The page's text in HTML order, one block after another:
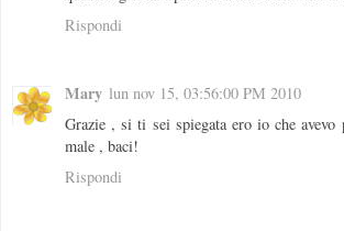
Rispondi
Mary lun nov 15, 03:56:00 PM 2010
Grazie , si ti sei spiegata ero io che avevo
male , baci!
Rispondi